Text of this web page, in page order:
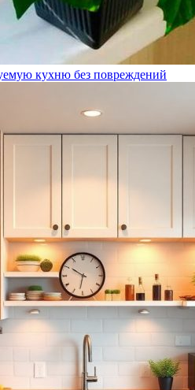
кухню без повреждений